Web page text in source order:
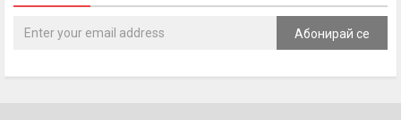
Абонирай се